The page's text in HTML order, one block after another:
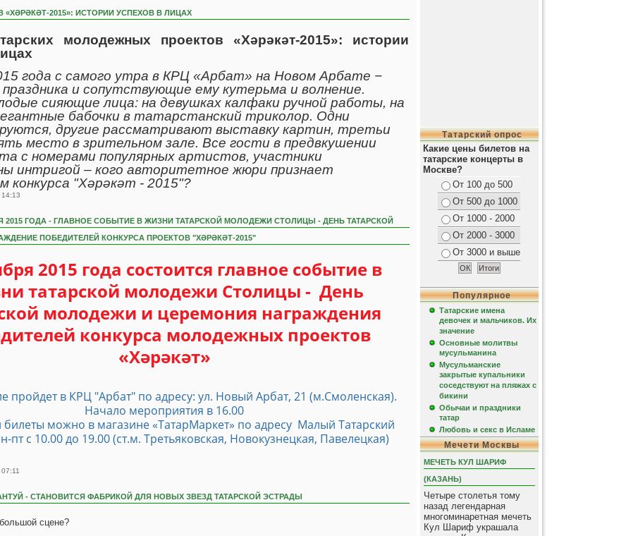
«ХӘРӘКӘТ-2015»: ИСТОРИИ УСПЕХОВ В ЛИЦАХ
молодежных проектов «Хәрәкәт-2015»: истории
года с самого утра в КРЦ «Арбат» на Новом Арбате −
и сопутствующие ему кутерьма и волнение.
сияющие лица: на девушках калфаки ручной работы, на
бабочки в татарстанский триколор. Одни
другие рассматривают выставку картин, третьи
место в зрительном зале. Все гости в предвкушении
с номерами популярных артистов, участники
интригой – кого авторитетное жюри признает
конкурса "Хәрәкәт - 2015"?
2015 ГОДА - ГЛАВНОЕ СОБЫТИЕ В ЖИЗНИ ТАТАРСКОЙ МОЛОДЕЖИ СТОЛИЦЫ - ДЕНЬ ТАТАРСКОЙ
ПОБЕДИТЕЛЕЙ КОНКУРСА ПРОЕКТОВ "ХӘРӘКӘТ-2015"
2015 года состоится главное событие в
татарской молодежи Столицы - День
молодежи и церемония награждения
конкурса молодежных проектов
«Хәрәкәт»
пройдет в КРЦ "Арбат" по адресу: ул. Новый Арбат, 21 (м.Смоленская).
Начало мероприятия в 16.00
можно в магазине «ТатарМаркет» по адресу Малый Татарский
пт с 10.00 до 19.00 (ст.м. Третьяковская, Новокузнецкая, Павелецкая)
- СТАНОВИТСЯ ФАБРИКОЙ ДЛЯ НОВЫХ ЗВЕЗД ТАТАРСКОЙ ЭСТРАДЫ
сцене?
Татарский опрос
Какие цены билетов на
татарские концерты в
Москве?
От 100 до 500
От 500 до 1000
От 1000 - 2000
От 2000 - 3000
От 3000 и выше
Популярное
Татарские имена
девочек и мальчиков. Их
значение
Основные молитвы
мусульманина
Мусульманские
закрытые купальники
соседствуют на пляжах с
бикини
Обычаи и праздники
татар
Любовь и секс в Исламе
Мечети Москвы
МЕЧЕТЬ КУЛ ШАРИФ
(КАЗАНЬ)
Четыре столетья тому
назад легендарная
многоминаретная мечеть
Кул Шариф украшала